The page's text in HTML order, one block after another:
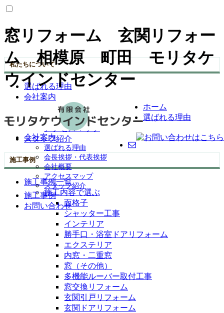
窓リフォーム 玄関リフォー
ム 相模原 町田 モリタケ
ウインドセンター
ホーム
選ばれる理由
会社案内
選ばれる理由
会長挨拶・代表挨拶
会社概要
アクセスマップ
スタッフ紹介
施工事例
お問い合わせ
私たちについて
選ばれる理由
会社案内
会長挨拶・代表挨拶
会社概要
アクセスマップ
スタッフ紹介
施工事例
施工事例一覧
施工内容で選ぶ
面格子
シャッター工事
インテリア
勝手口・浴室ドアリフォーム
エクステリア
内窓・二重窓
窓（その他）
多機能ルーバー取付工事
窓交換リフォーム
玄関引戸リフォーム
玄関ドアリフォーム